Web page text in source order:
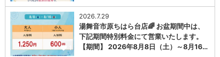
1
2026.7.29
湯舞音市原ちはら台店🌈 お盆期間中は、
下記期間特別料金にて営業いたします。
【期間】 2026年8月8日（土）～8月16…